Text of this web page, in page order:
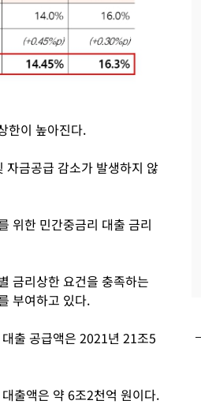
한이 높아진다.
자금공급 감소가 발생하지 않
위한 민간중금리 대출 금리
금리상한 요건을 충족하는
부여하고 있다.
출 공급액은 2021년 21조5
출액은 약 6조2천억 원이다.